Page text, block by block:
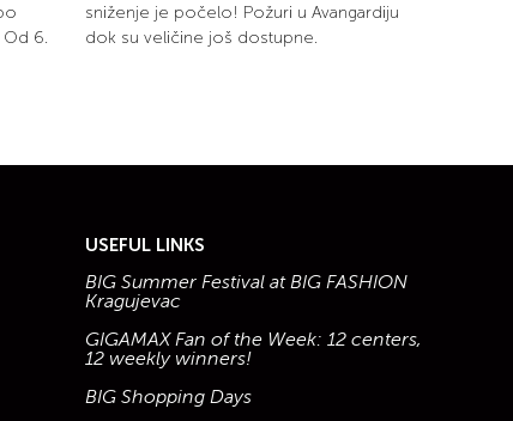
6.
sniženje je počelo! Požuri u Avangardiju
dok su veličine još dostupne.
USEFUL LINKS
BIG Summer Festival at BIG FASHION
Kragujevac
GIGAMAX Fan of the Week: 12 centers,
12 weekly winners!
BIG Shopping Days